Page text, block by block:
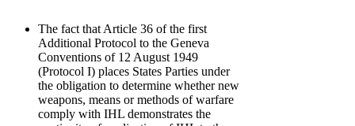
The fact that Article 36 of the first
Additional Protocol to the Geneva
Conventions of 12 August 1949
(Protocol I) places States Parties under
the obligation to determine whether new
weapons, means or methods of warfare
comply with IHL demonstrates the